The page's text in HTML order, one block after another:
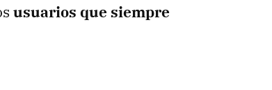
usuarios que siempre